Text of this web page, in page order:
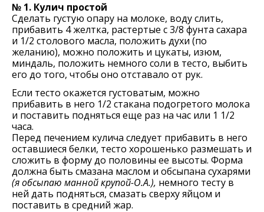
№ 1. Кулич простой
Сделать густую опару на молоке, воду слить,
прибавить 4 желтка, растертые с 3/8 фунта сахара
и 1/2 столового масла, положить духи (по
желанию), можно положить и цукаты, изюм,
миндаль, положить немного соли в тесто, выбить
его до того, чтобы оно отставало от рук.
Если тесто окажется густоватым, можно
прибавить в него 1/2 стакана подогретого молока
и поставить подняться еще раз на час или 1 1/2
часа.
Перед печением кулича следует прибавить в него
оставшиеся белки, тесто хорошенько размешать и
сложить в форму до половины ее высоты. Форма
должна быть смазана маслом и обсыпана сухарями
(я обсыпаю манной крупой-О.А.), немного тесту в
ней дать подняться, смазать сверху яйцом и
поставить в средний жар.